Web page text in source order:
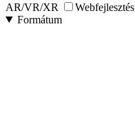
AR/VR/XR
Webfejlesztés
Formátum